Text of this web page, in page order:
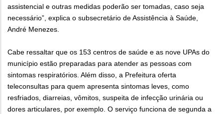
assistencial e outras medidas poderão ser tomadas, caso seja
necessário”, explica o subsecretário de Assistência à Saúde,
André Menezes.
Cabe ressaltar que os 153 centros de saúde e as nove UPAs do
município estão preparadas para atender as pessoas com
sintomas respiratórios. Além disso, a Prefeitura oferta
teleconsultas para quem apresenta sintomas leves, como
resfriados, diarreias, vômitos, suspeita de infecção urinária ou
dores articulares, por exemplo. O serviço funciona de segunda a